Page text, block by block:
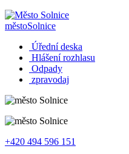
městoSolnice
Úřední deska
Hlášení rozhlasu
Odpady
zpravodaj
+420 494 596 151